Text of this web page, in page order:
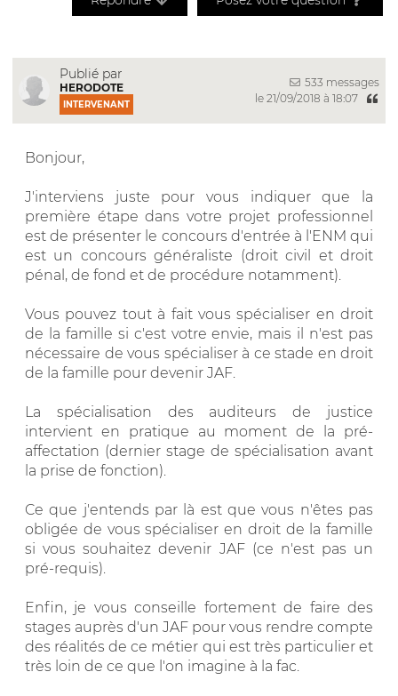
Publié par
HERODOTE
INTERVENANT
533 messages
le 21/09/2018 à 18:07
Bonjour,
J'interviens juste pour vous indiquer que la
première étape dans votre projet professionnel
est de présenter le concours d'entrée à l'ENM qui
est un concours généraliste (droit civil et droit
pénal, de fond et de procédure notamment).
Vous pouvez tout à fait vous spécialiser en droit
de la famille si c'est votre envie, mais il n'est pas
nécessaire de vous spécialiser à ce stade en droit
de la famille pour devenir JAF.
La spécialisation des auditeurs de justice
intervient en pratique au moment de la pré-
affectation (dernier stage de spécialisation avant
la prise de fonction).
Ce que j'entends par là est que vous n'êtes pas
obligée de vous spécialiser en droit de la famille
si vous souhaitez devenir JAF (ce n'est pas un
pré-requis).
Enfin, je vous conseille fortement de faire des
stages auprès d'un JAF pour vous rendre compte
des réalités de ce métier qui est très particulier et
très loin de ce que l'on imagine à la fac.